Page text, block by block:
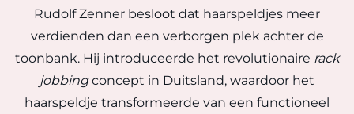
Rudolf Zenner besloot dat haarspeldjes meer
verdienden dan een verborgen plek achter de
toonbank. Hij introduceerde het revolutionaire rack
jobbingconcept in Duitsland, waardoor het
haarspeldje transformeerde van een functioneel